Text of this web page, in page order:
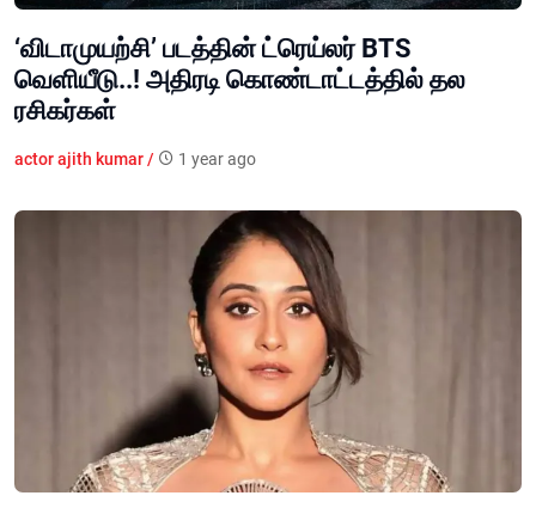
‘விடாமுயற்சி’ படத்தின் ட்ரெய்லர் BTS
வெளியீடு..! அதிரடி கொண்டாட்டத்தில் தல
ரசிகர்கள்
actor ajith kumar / 1 year ago